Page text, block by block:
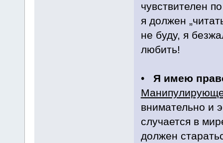
чувствителен
я должен
не буду, я
любить!
• Я имею
внимательно и
случается в
должен